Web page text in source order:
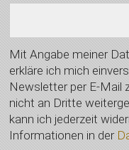
Mit Angabe meiner
erkläre ich mich
Newsletter per E-Mail
nicht an Dritte
kann ich jederzeit
Informationen in der